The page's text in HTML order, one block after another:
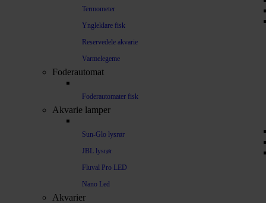
Termometer
Yngleklare fisk
Reservedele akvarie
Varmelegeme
Foderautomat
Foderautomater fisk
Akvarie lamper
Sun-Glo lysrør
JBL lysrør
Fluval Pro LED
Nano Led
Akvarier